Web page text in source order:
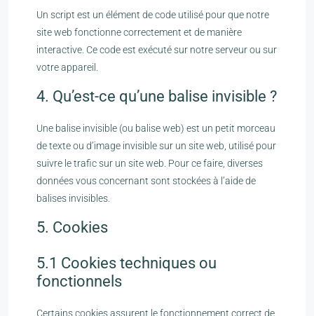
Un script est un élément de code utilisé pour que notre
site web fonctionne correctement et de manière
interactive. Ce code est exécuté sur notre serveur ou sur
votre appareil.
4. Qu’est-ce qu’une balise invisible ?
Une balise invisible (ou balise web) est un petit morceau
de texte ou d’image invisible sur un site web, utilisé pour
suivre le trafic sur un site web. Pour ce faire, diverses
données vous concernant sont stockées à l’aide de
balises invisibles.
5. Cookies
5.1 Cookies techniques ou
fonctionnels
Certains cookies assurent le fonctionnement correct de